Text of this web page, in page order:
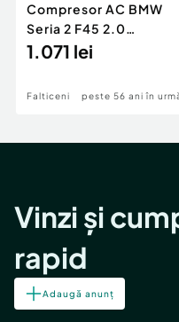
Compresor AC BMW
Seria 2 F45 2.0
Motorina 2016
1.071 lei
Falticeni peste 56 ani în
Vinzi și
rapid
Adaugă anunț